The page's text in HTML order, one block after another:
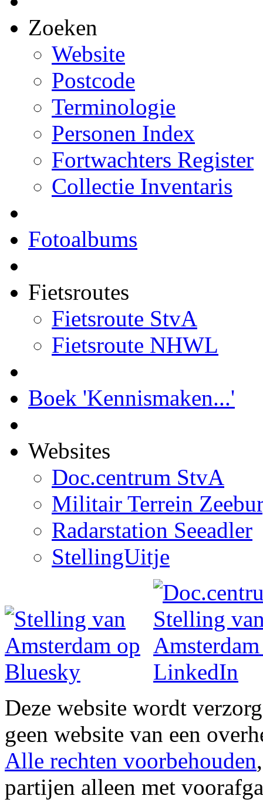
Zoeken
Website
Postcode
Terminologie
Personen Index
Fortwachters Register
Collectie Inventaris
Fotoalbums
Fietsroutes
Fietsroute StvA
Fietsroute NHWL
Boek 'Kennismaken...'
Websites
Doc.centrum StvA
Militair Terrein
Radarstation Seeadler
StellingUitje
Deze website wordt
geen website van een
Alle rechten voorbehouden
partijen alleen met